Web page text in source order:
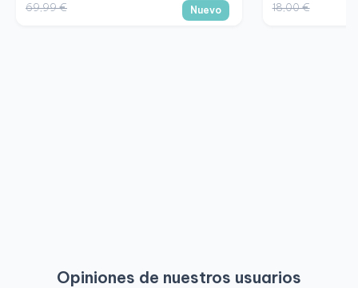
69,99 € Nuevo 18,00 €
Opiniones de nuestros usuarios